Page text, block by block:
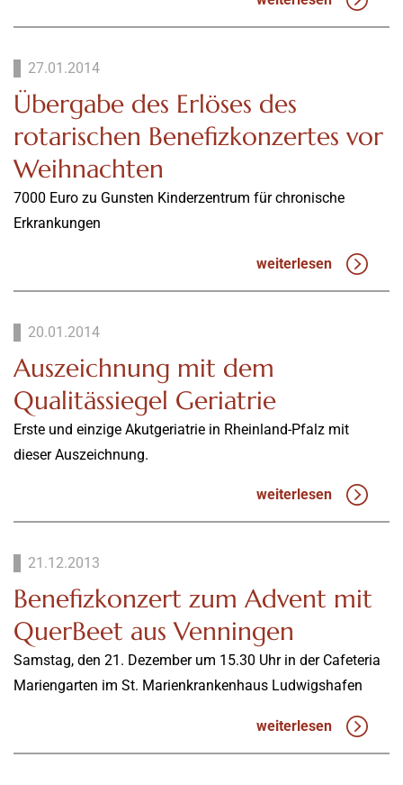
27.01.2014
Übergabe des Erlöses des
rotarischen Benefizkonzertes vor
Weihnachten
7000 Euro zu Gunsten Kinderzentrum für chronische
Erkrankungen
weiterlesen
20.01.2014
Auszeichnung mit dem
Qualitässiegel Geriatrie
Erste und einzige Akutgeriatrie in Rheinland-Pfalz mit
dieser Auszeichnung.
weiterlesen
21.12.2013
Benefizkonzert zum Advent mit
QuerBeet aus Venningen
Samstag, den 21. Dezember um 15.30 Uhr in der Cafeteria
Mariengarten im St. Marienkrankenhaus Ludwigshafen
weiterlesen